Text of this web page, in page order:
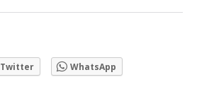
Twitter WhatsApp